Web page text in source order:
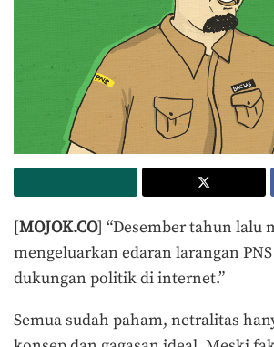
[MOJOK.CO] “Desember tahun lalu
mengeluarkan edaran larangan
dukungan politik di internet.”
Semua sudah paham, netralitas